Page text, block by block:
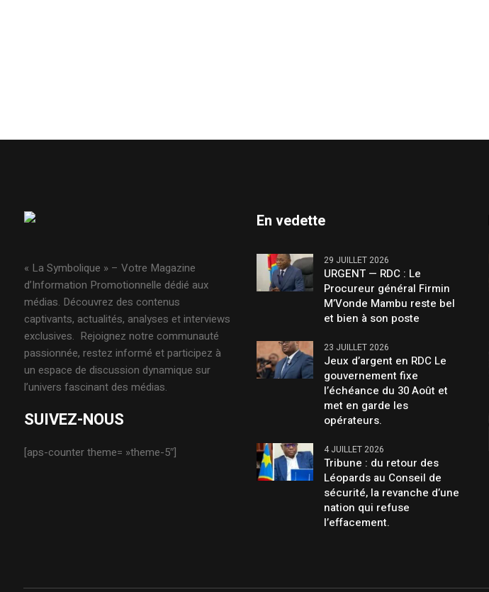
« La Symbolique » – Votre Magazine
d’Information Promotionnelle dédié aux
médias. Découvrez des contenus
captivants, actualités, analyses et interviews
exclusives. Rejoignez notre communauté
passionnée, restez informé et participez à
un espace de discussion dynamique sur
l’univers fascinant des médias.
SUIVEZ-NOUS
[aps-counter theme= »theme-5″]
En vedette
29 JUILLET 2026
URGENT — RDC : Le
Procureur général Firmin
M’Vonde Mambu reste bel
et bien à son poste
23 JUILLET 2026
Jeux d’argent en RDC Le
gouvernement fixe
l’échéance du 30 Août et
met en garde les
opérateurs.
4 JUILLET 2026
Tribune : du retour des
Léopards au Conseil de
sécurité, la revanche d’une
nation qui refuse
l’effacement.